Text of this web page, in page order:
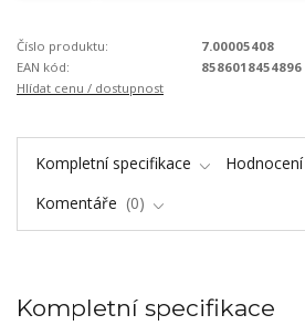
Číslo produktu:
7.00005408
EAN kód:
8586018454896
Hlídat cenu / dostupnost
Kompletní specifikace Hodnocení
Komentáře
0
Kompletní specifikace